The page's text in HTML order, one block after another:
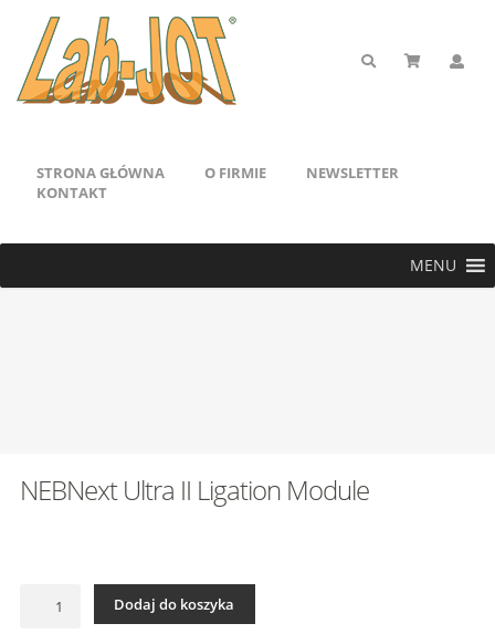
STRONA GŁÓWNA O FIRMIE
NEWSLETTER
KONTAKT
MENU
NEBNext Ultra II Ligation Module
NEBNext
Dodaj do koszyka